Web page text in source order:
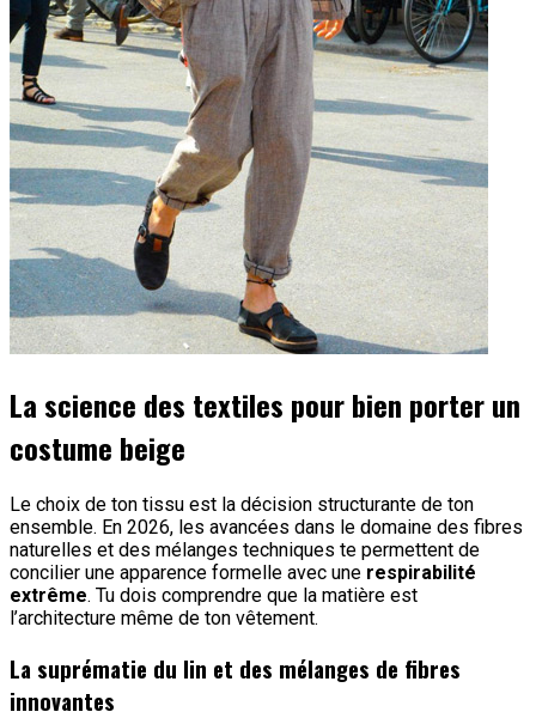
La science des textiles pour bien porter un
costume beige
Le choix de ton tissu est la décision structurante de ton
ensemble. En 2026, les avancées dans le domaine des fibres
naturelles et des mélanges techniques te permettent de
concilier une apparence formelle avec une respirabilité
extrême. Tu dois comprendre que la matière est
l’architecture même de ton vêtement.
La suprématie du lin et des mélanges de fibres
innovantes